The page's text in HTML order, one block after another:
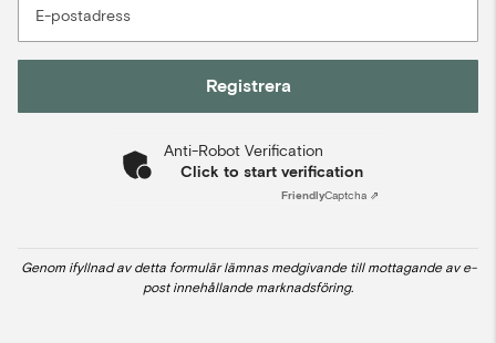
E-postadress
Registrera
Anti-Robot Verification
Click to start verification
FriendlyCaptcha ⇗
Genom ifyllnad av detta formulär lämnas medgivande till mottagande av e-
post innehållande marknadsföring.